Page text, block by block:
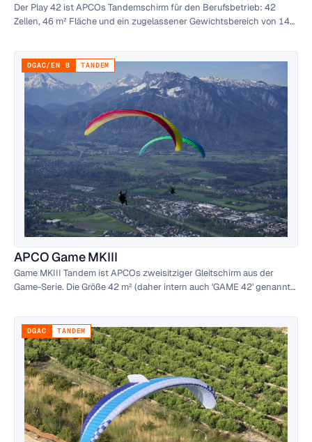
Der Play 42 ist APCOs Tandemschirm für den Berufsbetrieb: 42
Zellen, 46 m² Fläche und ein zugelassener Gewichtsbereich von 140
DGAC/EN B TANDEM
APCO Game MKIII
Game MKIII Tandem ist APCOs zweisitziger Gleitschirm aus der
Game-Serie. Die Größe 42 m² (daher intern auch 'GAME 42' genannt)
DGAC TANDEM